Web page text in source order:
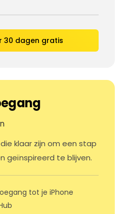
30 dagen gratis
klaar zijn om een stap
geïnspireerd te blijven.
tot je iPhone